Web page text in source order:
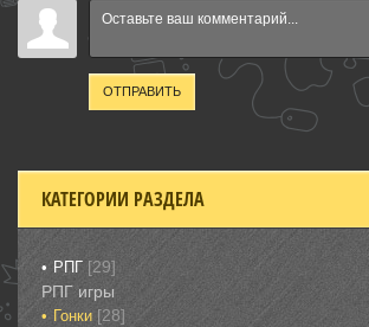
ОТПРАВИТЬ
КАТЕГОРИИ РАЗДЕЛА
РПГ [29]
РПГ игры
Гонки‎ [28]